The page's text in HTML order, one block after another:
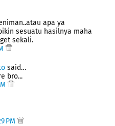
apa ya
sesuatu hasilnya maha
sekali.
said…
bro...
PM